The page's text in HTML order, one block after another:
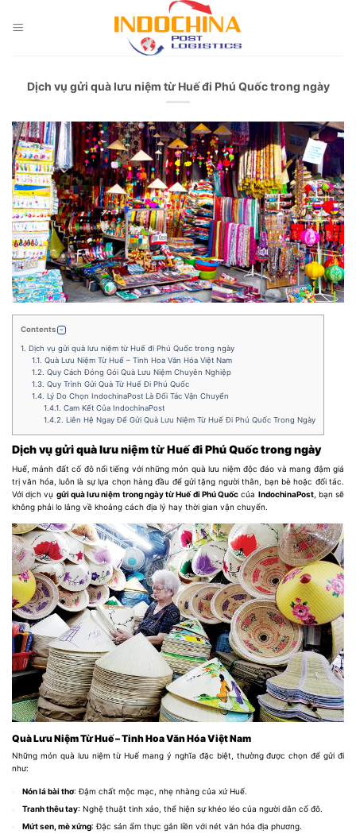
content
Dịch vụ gửi quà lưu niệm từ Huế đi Phú Quốc trong ngày
Contents
1. Dịch vụ gửi quà lưu niệm từ Huế đi Phú Quốc trong ngày
1.1. Quà Lưu Niệm Từ Huế – Tinh Hoa Văn Hóa Việt Nam
1.2. Quy Cách Đóng Gói Quà Lưu Niệm Chuyên Nghiệp
1.3. Quy Trình Gửi Quà Từ Huế Đi Phú Quốc
1.4. Lý Do Chọn IndochinaPost Là Đối Tác Vận Chuyển
1.4.1. Cam Kết Của IndochinaPost
1.4.2. Liên Hệ Ngay Để Gửi Quà Lưu Niệm Từ Huế Đi Phú Quốc Trong Ngày
Dịch vụ gửi quà lưu niệm từ Huế đi Phú Quốc trong ngày
Huế, mảnh đất cố đô nổi tiếng với những món quà lưu niệm độc đáo và mang đậm giá
trị văn hóa, luôn là sự lựa chọn hàng đầu để gửi tặng người thân, bạn bè hoặc đối tác.
Với dịch vụ gửi quà lưu niệm trong ngày từ Huế đi Phú Quốc của IndochinaPost, bạn sẽ
không phải lo lắng về khoảng cách địa lý hay thời gian vận chuyển.
Quà Lưu Niệm Từ Huế – Tinh Hoa Văn Hóa Việt Nam
Những món quà lưu niệm từ Huế mang ý nghĩa đặc biệt, thường được chọn để gửi đi
như:
Nón lá bài thơ: Đậm chất mộc mạc, nhẹ nhàng của xứ Huế.
Tranh thêu tay: Nghệ thuật tinh xảo, thể hiện sự khéo léo của người dân cố đô.
Mứt sen, mè xửng: Đặc sản ẩm thực gắn liền với nét văn hóa địa phương.